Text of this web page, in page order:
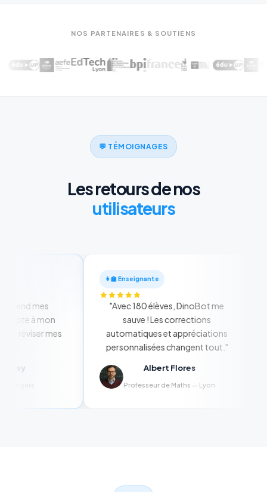
NOS PARTENAIRES & SOUTIENS
💬 TÉMOIGNAGES
Les retours de nos
utilisateurs
mes
à mon
réviser mes
👩‍🏫 Enseignante
"Avec 180 élèves, DinoBot me
sauve ! Les corrections
automatiques et appréciations
personnalisées changent tout."
Albert Flores
Professeur de Maths — Lyon